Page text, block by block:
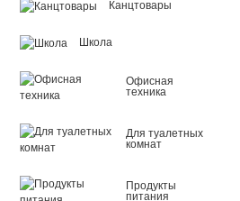
Канцтовары
Школа
Офисная
техника
Для туалетных
комнат
Продукты
питания